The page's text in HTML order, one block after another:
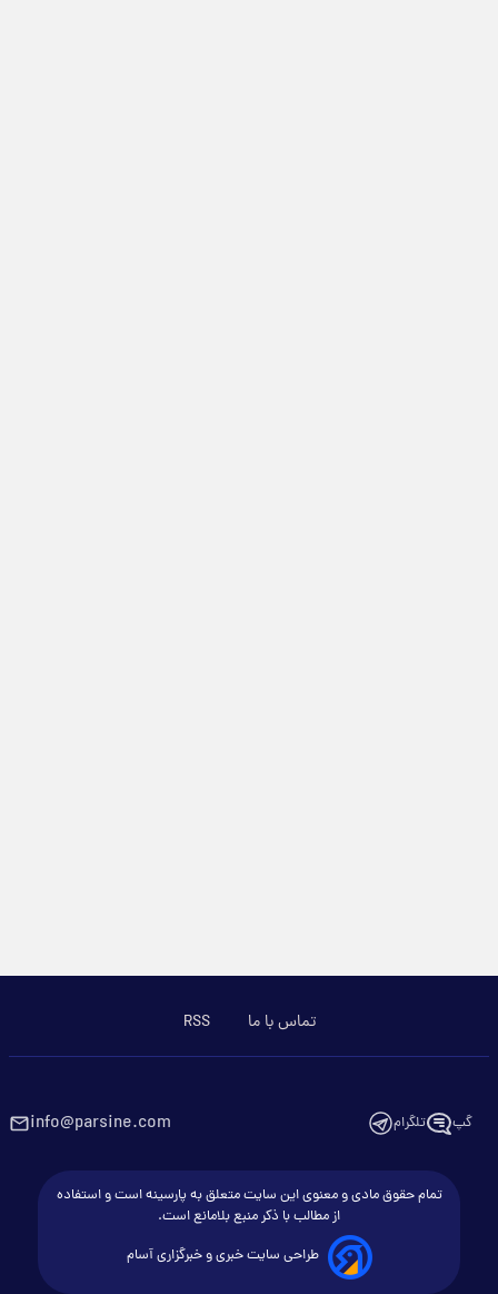
تماس با ما RSS
گپ تلگرام info@parsine.com
تمام حقوق مادی و معنوی این سایت متعلق به پارسینه است و استفاده
از مطالب با ذکر منبع بلامانع است.
طراحی سایت خبری و خبرگزاری آسام